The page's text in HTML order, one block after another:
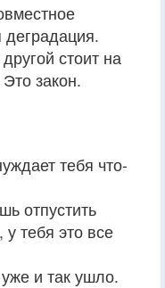
деградация.
стоит на
закон.
тебя что-
отпустить
у тебя это все
уже и так ушло.